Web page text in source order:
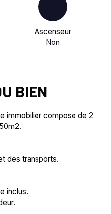
Ascenseur
Non
BIEN
immobilier composé de 2
des transports.
inclus.